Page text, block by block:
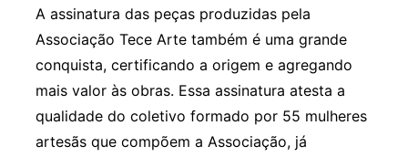
A assinatura das peças produzidas pela
Associação Tece Arte também é uma grande
conquista, certificando a origem e agregando
mais valor às obras. Essa assinatura atesta a
qualidade do coletivo formado por 55 mulheres
artesãs que compõem a Associação, já